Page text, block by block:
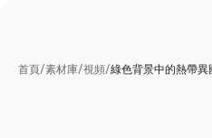
首頁/素材庫/視頻/綠色背景中的熱帶